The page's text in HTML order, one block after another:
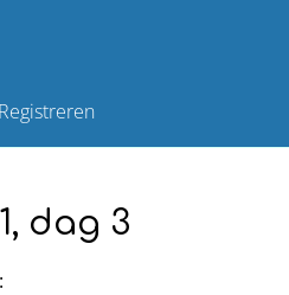
Registreren
dag 3